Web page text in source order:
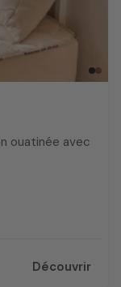
ouatinée avec
Découvrir